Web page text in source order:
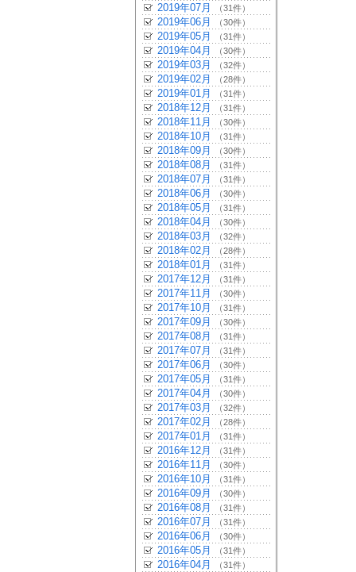
2019年07月 （31件）
2019年06月 （30件）
2019年05月 （31件）
2019年04月 （30件）
2019年03月 （32件）
2019年02月 （28件）
2019年01月 （31件）
2018年12月 （31件）
2018年11月 （30件）
2018年10月 （31件）
2018年09月 （30件）
2018年08月 （31件）
2018年07月 （31件）
2018年06月 （30件）
2018年05月 （31件）
2018年04月 （30件）
2018年03月 （32件）
2018年02月 （28件）
2018年01月 （31件）
2017年12月 （31件）
2017年11月 （30件）
2017年10月 （31件）
2017年09月 （30件）
2017年08月 （31件）
2017年07月 （31件）
2017年06月 （30件）
2017年05月 （31件）
2017年04月 （30件）
2017年03月 （32件）
2017年02月 （28件）
2017年01月 （31件）
2016年12月 （31件）
2016年11月 （30件）
2016年10月 （31件）
2016年09月 （30件）
2016年08月 （31件）
2016年07月 （31件）
2016年06月 （30件）
2016年05月 （31件）
2016年04月 （31件）